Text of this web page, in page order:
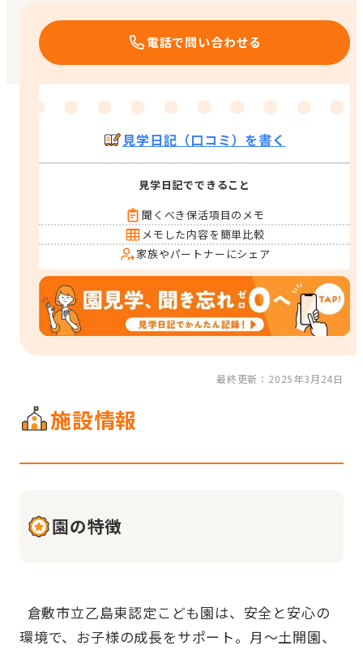
電話で問い合わせる
見学日記（口コミ）を書く
見学日記でできること
聞くべき保活項目のメモ
メモした内容を簡単比較
家族やパートナーにシェア
最終更新：2025年3月24日
施設情報
園の特徴
環境で、お子様の成長をサポート。月～土開園、